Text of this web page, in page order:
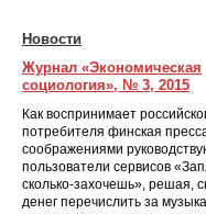
Новости
Журнал «Экономическая
социология», № 3, 2015
Как воспринимает
потребителя финская
соображениями
пользователи сервисов
сколько-захочешь», решая,
денег перечислить за